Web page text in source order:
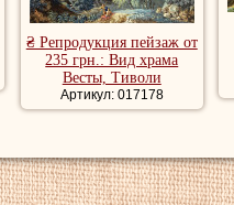
₴ Репродукция пейзаж от
235 грн.: Вид храма
Весты, Тиволи
Артикул: 017178